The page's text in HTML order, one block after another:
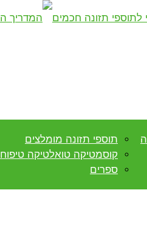
תוספי תזונה מומלצים
קוסמטיקה טואלטיקה טיפוח
ספרים